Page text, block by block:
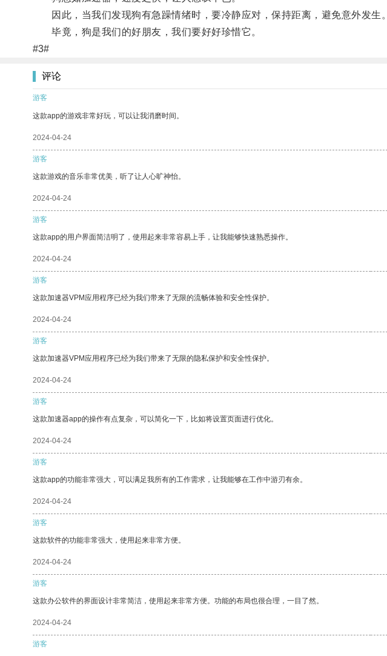
因此，当我们发现狗有急躁情绪时，要冷静应对，保持距离，避免意外发生。
毕竟，狗是我们的好朋友，我们要好好珍惜它。
#3#
评论
游客
这款app的游戏非常好玩，可以让我消磨时间。
2024-04-24
游客
这款游戏的音乐非常优美，听了让人心旷神怡。
2024-04-24
游客
这款app的用户界面简洁明了，使用起来非常容易上手，让我能够快速熟悉操作。
2024-04-24
游客
这款加速器VPM应用程序已经为我们带来了无限的流畅体验和安全性保护。
2024-04-24
游客
这款加速器VPM应用程序已经为我们带来了无限的隐私保护和安全性保护。
2024-04-24
游客
这款加速器app的操作有点复杂，可以简化一下，比如将设置页面进行优化。
2024-04-24
游客
这款app的功能非常强大，可以满足我所有的工作需求，让我能够在工作中游刃有余。
2024-04-24
游客
这款软件的功能非常强大，使用起来非常方便。
2024-04-24
游客
这款办公软件的界面设计非常简洁，使用起来非常方便。功能的布局也很合理，一目了然。
2024-04-24
游客